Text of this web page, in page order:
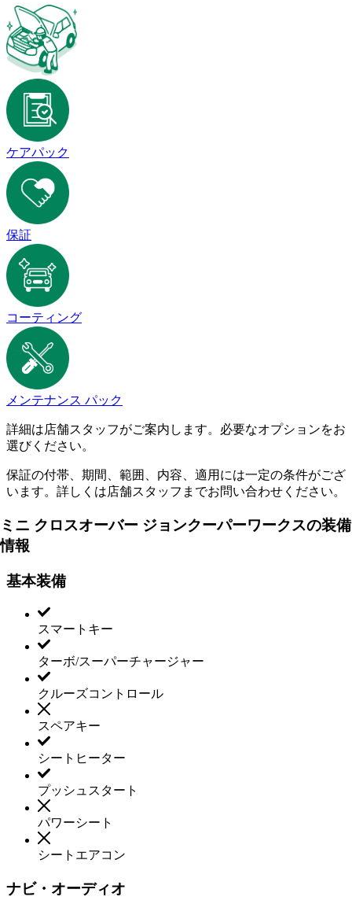
ケアパック
保証
コーティング
メンテナンス パック
詳細は店舗スタッフがご案内します。必要なオプションをお
選びください。
保証の付帯、期間、範囲、内容、適用には一定の条件がござ
います。詳しくは店舗スタッフまでお問い合わせください。
ミニ クロスオーバー ジョンクーパーワークスの装備
情報
基本装備
スマートキー
ターボ/スーパーチャージャー
クルーズコントロール
スペアキー
シートヒーター
プッシュスタート
パワーシート
シートエアコン
ナビ・オーディオ